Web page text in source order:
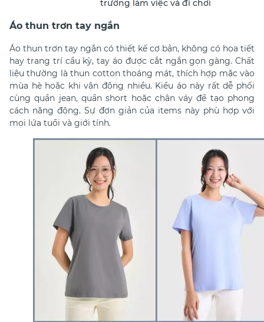
trường làm việc và đi chơi
Áo thun trơn tay ngắn
Áo thun trơn tay ngắn có thiết kế cơ bản, không có họa tiết
hay trang trí cầu kỳ, tay áo được cắt ngắn gọn gàng. Chất
liệu thường là thun cotton thoáng mát, thích hợp mặc vào
mùa hè hoặc khi vận động nhiều. Kiểu áo này rất dễ phối
cùng quần jean, quần short hoặc chân váy để tạo phong
cách năng động. Sự đơn giản của items này phù hợp với
mọi lứa tuổi và giới tính.